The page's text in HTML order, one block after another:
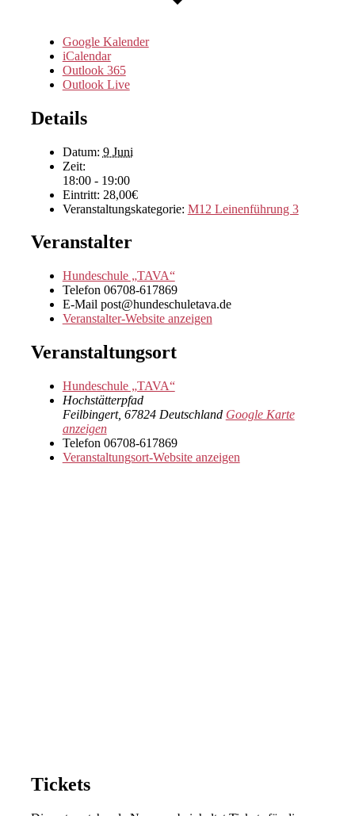
Google Kalender
iCalendar
Outlook 365
Outlook Live
Details
Datum: 9 Juni
Zeit:
18:00 - 19:00
Eintritt: 28,00€
Veranstaltungskategorie: M12 Leinenführung 3
Veranstalter
Hundeschule „TAVA“
Telefon 06708-617869
E-Mail post@hundeschuletava.de
Veranstalter-Website anzeigen
Veranstaltungsort
Hundeschule „TAVA“
Hochstätterpfad
Feilbingert, 67824 Deutschland Google Karte
anzeigen
Telefon 06708-617869
Veranstaltungsort-Website anzeigen
Tickets